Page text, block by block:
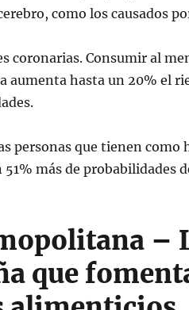
como los causados
coronarias. Consumir al
aumenta hasta un 20% el
personas que tienen
más de probabilidades
–
que